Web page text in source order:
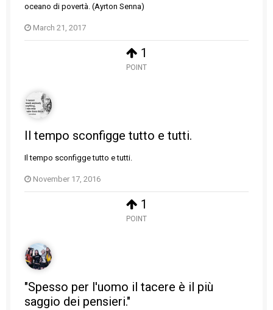
1
POINT
oceano di povertà. (Ayrton Senna)
March 21, 2017
1
POINT
Il tempo sconfigge tutto e tutti.
Il tempo sconfigge tutto e tutti.
November 17, 2016
"Spesso per l'uomo il tacere è il più
saggio dei pensieri."